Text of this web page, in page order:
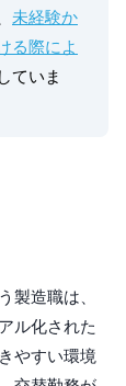
未経験か
る際によ
ていま
製造職は、
ル化された
やすい環境